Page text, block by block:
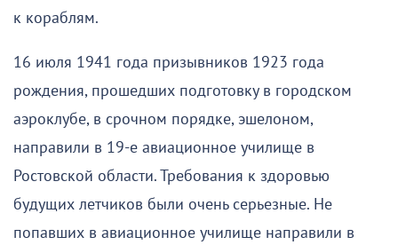
к кораблям.
16 июля 1941 года призывников 1923 года
рождения, прошедших подготовку в городском
аэроклубе, в срочном порядке, эшелоном,
направили в 19-е авиационное училище в
Ростовской области. Требования к здоровью
будущих летчиков были очень серьезные. Не
попавших в авиационное училище направили в